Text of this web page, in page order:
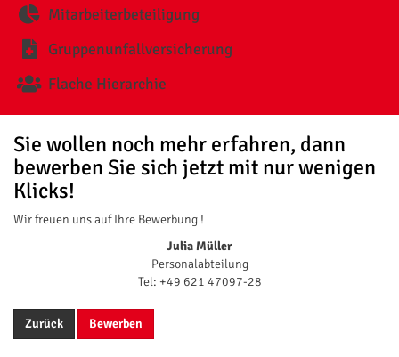
Mitarbeiterbeteiligung
Gruppenunfallversicherung
Flache Hierarchie
Sie wollen noch mehr erfahren, dann
bewerben Sie sich jetzt mit nur wenigen
Klicks!
Wir freuen uns auf Ihre Bewerbung !
Julia Müller
Personalabteilung
Tel: +49 621 47097-28
Zurück Bewerben